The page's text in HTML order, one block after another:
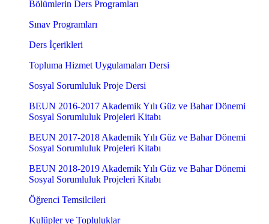
Bölümlerin Ders Programları
Sınav Programları
Ders İçerikleri
Topluma Hizmet Uygulamaları Dersi
Sosyal Sorumluluk Proje Dersi
BEUN 2016-2017 Akademik Yılı Güz ve Bahar Dönemi
Sosyal Sorumluluk Projeleri Kitabı
BEUN 2017-2018 Akademik Yılı Güz ve Bahar Dönemi
Sosyal Sorumluluk Projeleri Kitabı
BEUN 2018-2019 Akademik Yılı Güz ve Bahar Dönemi
Sosyal Sorumluluk Projeleri Kitabı
Öğrenci Temsilcileri
Kulüpler ve Topluluklar